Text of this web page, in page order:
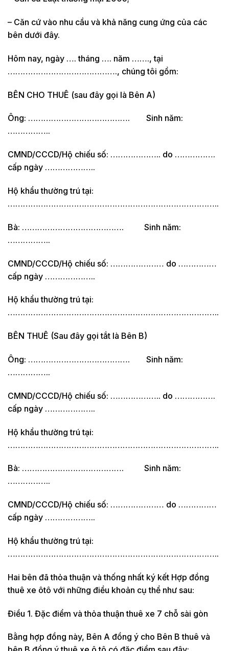
– Căn cứ vào nhu cầu và khả năng cung ứng của các
bên dưới đây.
Hôm nay, ngày …. tháng …. năm ……., tại
……………………………………., chúng tôi gồm:
BÊN CHO THUÊ (sau đây gọi là Bên A)
Ông: …………………………………. Sinh năm:
……………..
CMND/CCCD/Hộ chiếu số: ……………….. do …………….
cấp ngày ………………..
Hộ khẩu thường trú tại:
………………………………………………………………………..
Bà: …………………………………. Sinh năm:
……………..
CMND/CCCD/Hộ chiếu số: ………………… do ……………
cấp ngày ………………..
Hộ khẩu thường trú tại:
………………………………………………………………………..
BÊN THUÊ (Sau đây gọi tắt là Bên B)
Ông: …………………………………. Sinh năm:
……………..
CMND/CCCD/Hộ chiếu số: ……………….. do …………….
cấp ngày ………………..
Hộ khẩu thường trú tại:
………………………………………………………………………..
Bà: …………………………………. Sinh năm:
……………..
CMND/CCCD/Hộ chiếu số: ………………… do ……………
cấp ngày ………………..
Hộ khẩu thường trú tại:
………………………………………………………………………..
Hai bên đã thỏa thuận và thống nhất ký kết Hợp đồng
thuê xe ôtô với những điều khoản cụ thể như sau:
Điều 1. Đặc điểm và thỏa thuận thuê xe 7 chỗ sài gòn
Bằng hợp đồng này, Bên A đồng ý cho Bên B thuê và